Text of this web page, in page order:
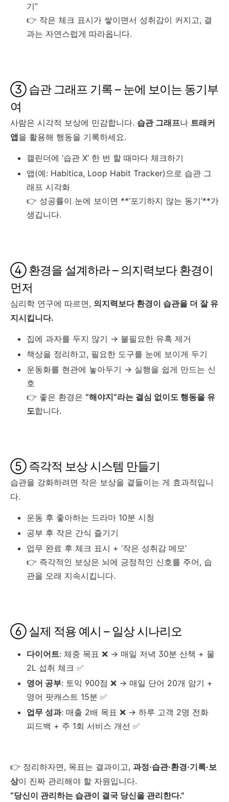
기”
👉 작은 체크 표시가 쌓이면서 성취감이 커지고, 결
과는 자연스럽게 따라옵니다.
③ 습관 그래프 기록 – 눈에 보이는 동기부
여
사람은 시각적 보상에 민감합니다. 습관 그래프나 트래커
앱을 활용해 행동을 기록하세요.
캘린더에 ‘습관 X’ 한 번 할 때마다 체크하기
앱(예: Habitica, Loop Habit Tracker)으로 습관 그
래프 시각화
👉 성공률이 눈에 보이면 **‘포기하지 않는 동기’**가
생깁니다.
④ 환경을 설계하라 – 의지력보다 환경이
먼저
심리학 연구에 따르면, 의지력보다 환경이 습관을 더 잘 유
지시킵니다.
집에 과자를 두지 않기 → 불필요한 유혹 제거
책상을 정리하고, 필요한 도구를 눈에 보이게 두기
운동화를 현관에 놓아두기 → 실행을 쉽게 만드는 신
호
👉 좋은 환경은 “해야지”라는 결심 없이도 행동을 유
도합니다.
⑤ 즉각적 보상 시스템 만들기
습관을 강화하려면 작은 보상을 곁들이는 게 효과적입니
다.
운동 후 좋아하는 드라마 10분 시청
공부 후 작은 간식 즐기기
업무 완료 후 체크 표시 + ‘작은 성취감 메모’
👉 즉각적인 보상은 뇌에 긍정적인 신호를 주어, 습
관을 오래 지속시킵니다.
⑥ 실제 적용 예시 – 일상 시나리오
다이어트: 체중 목표 ❌ → 매일 저녁 30분 산책 + 물
2L 섭취 체크 ✅
영어 공부: 토익 900점 ❌ → 매일 단어 20개 암기 +
영어 팟캐스트 15분 ✅
업무 성과: 매출 2배 목표 ❌ → 하루 고객 2명 전화
피드백 + 주 1회 서비스 개선 ✅
👉 정리하자면, 목표는 결과이고, 과정·습관·환경·기록·보
상이 진짜 관리해야 할 자원입니다.
“당신이 관리하는 습관이 결국 당신을 관리한다.”